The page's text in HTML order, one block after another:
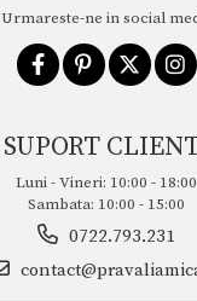
Urmareste-ne in social
SUPORT
Luni - Vineri: 10:00 - 18:00
Sambata: 10:00 - 15:00
0722.793.231